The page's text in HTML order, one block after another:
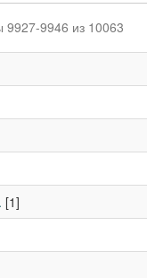
9946 из 10063
[1]